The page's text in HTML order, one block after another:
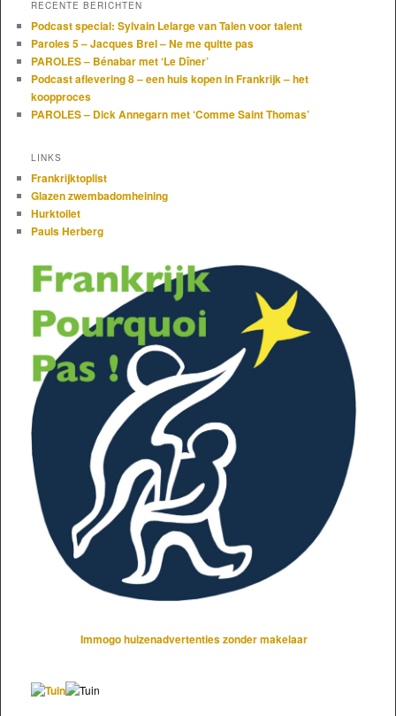
RECENTE BERICHTEN
Podcast special: Sylvain Lelarge van Talen voor talent
Paroles 5 – Jacques Brel – Ne me quitte pas
PAROLES – Bénabar met ‘Le Dîner’
Podcast aflevering 8 – een huis kopen in Frankrijk – het
koopproces
PAROLES – Dick Annegarn met ‘Comme Saint Thomas’
LINKS
Frankrijktoplist
Glazen zwembadomheining
Hurktoilet
Pauls Herberg
Immogo huizenadvertenties zonder makelaar